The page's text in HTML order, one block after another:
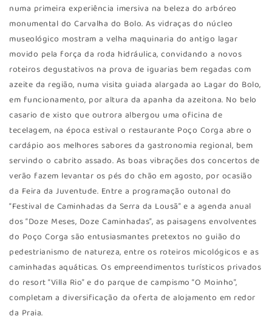
numa primeira experiência imersiva na beleza do arbóreo
monumental do Carvalha do Bolo. As vidraças do núcleo
museológico mostram a velha maquinaria do antigo lagar
movido pela força da roda hidráulica, convidando a novos
roteiros degustativos na prova de iguarias bem regadas com
azeite da região, numa visita guiada alargada ao Lagar do Bolo,
em funcionamento, por altura da apanha da azeitona. No belo
casario de xisto que outrora albergou uma oficina de
tecelagem, na época estival o restaurante Poço Corga abre o
cardápio aos melhores sabores da gastronomia regional, bem
servindo o cabrito assado. As boas vibrações dos concertos de
verão fazem levantar os pés do chão em agosto, por ocasião
da Feira da Juventude. Entre a programação outonal do
“Festival de Caminhadas da Serra da Lousã” e a agenda anual
dos “Doze Meses, Doze Caminhadas”, as paisagens envolventes
do Poço Corga são entusiasmantes pretextos no guião do
pedestrianismo de natureza, entre os roteiros micológicos e as
caminhadas aquáticas. Os empreendimentos turísticos privados
do resort “Villa Rio” e do parque de campismo “O Moinho”,
completam a diversificação da oferta de alojamento em redor
da Praia.